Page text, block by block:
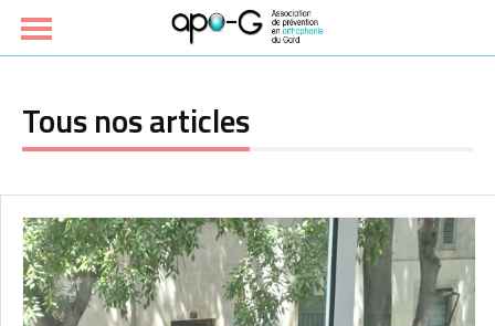
Tous nos articles